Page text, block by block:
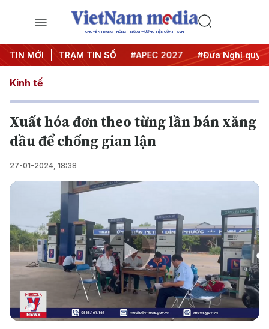
CHUYÊN TRANG THÔNG TIN ĐA PHƯƠNG TIỆN CỦA TTXVN
TIN MỚI TRẠM TIN SỐ
#Hội nghị Trung ương 3 #APEC 2027 #Đưa Nghị quyết
Kinh tế
Xuất hóa đơn theo từng lần bán xăng
dầu để chống gian lận
27-01-2024, 18:38
Play
Video